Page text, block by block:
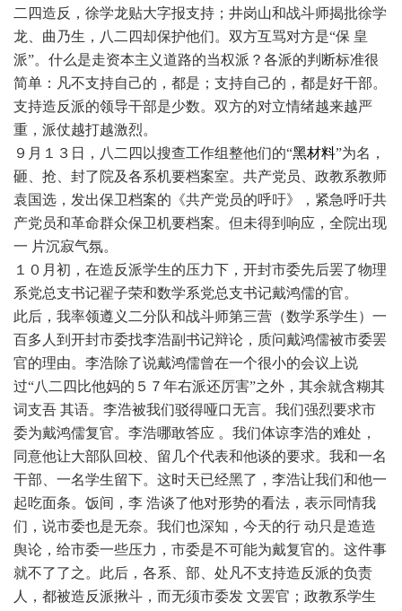
二四造反，徐学龙贴大字报支持；井岗山和战斗师揭批徐学
龙、曲乃生，八二四却保护他们。双方互骂对方是“保 皇
派”。什么是走资本主义道路的当权派？各派的判断标准很
简单：凡不支持自己的，都是；支持自己的，都是好干部。
支持造反派的领导干部是少数。双方的对立情绪越来越严
重，派仗越打越激烈。
９月１３日，八二四以搜查工作组整他们的“黑材料”为名，
砸、抢、封了院及各系机要档案室。共产党员、政教系教师
袁国选，发出保卫档案的《共产党员的呼吁》，紧急呼吁共
产党员和革命群众保卫机要档案。但未得到响应，全院出现
一 片沉寂气氛。
１０月初，在造反派学生的压力下，开封市委先后罢了物理
系党总支书记翟子荣和数学系党总支书记戴鸿儒的官。
此后，我率领遵义二分队和战斗师第三营（数学系学生）一
百多人到开封市委找李浩副书记辩论，质问戴鸿儒被市委罢
官的理由。李浩除了说戴鸿儒曾在一个很小的会议上说
过“八二四比他妈的５７年右派还厉害”之外，其余就含糊其
词支吾 其语。李浩被我们驳得哑口无言。我们强烈要求市
委为戴鸿儒复官。李浩哪敢答应 。我们体谅李浩的难处，
同意他让大部队回校、留几个代表和他谈的要求。我和一名
干部、一名学生留下。这时天已经黑了，李浩让我们和他一
起吃面条。饭间，李 浩谈了他对形势的看法，表示同情我
们，说市委也是无奈。我们也深知，今天的行 动只是造造
舆论，给市委一些压力，市委是不可能为戴复官的。这件事
就不了了之。此后，各系、部、处凡不支持造反派的负责
人，都被造反派揪斗，而无须市委发 文罢官；政教系学生